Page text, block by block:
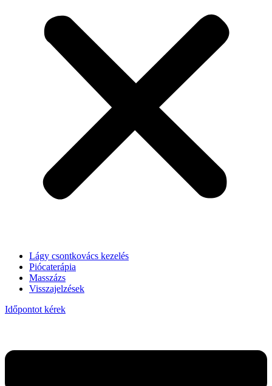
Lágy csontkovács kezelés
Piócaterápia
Masszázs
Visszajelzések
Időpontot kérek